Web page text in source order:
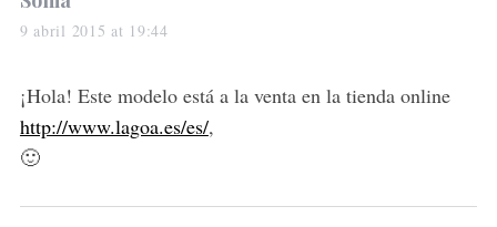
a
s
:
9 abril 2015 at 19:44
¡Hola! Este modelo está a la venta en la tienda online
http://www.lagoa.es/es/,
🙂